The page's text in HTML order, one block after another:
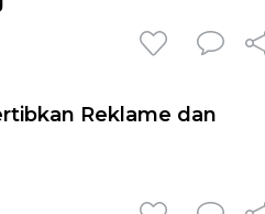
Reklame dan